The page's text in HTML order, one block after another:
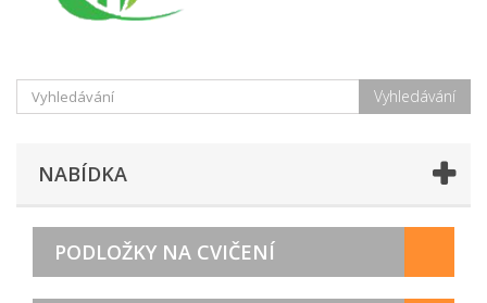
Vyhledávání
NABÍDKA
PODLOŽKY NA CVIČENÍ